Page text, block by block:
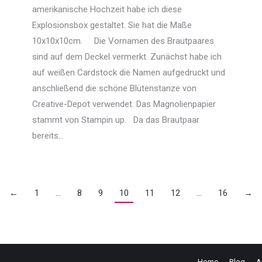
amerikanische Hochzeit habe ich diese
Explosionsbox gestaltet. Sie hat die Maße
10x10x10cm. Die Vornamen des Brautpaares
sind auf dem Deckel vermerkt. Zunächst habe ich
auf weißen Cardstock die Namen aufgedruckt und
anschließend die schöne Blütenstanze von
Creative-Depot verwendet. Das Magnolienpapier
stammt von Stampin up. Da das Brautpaar
bereits…
← 1 … 8 9 10 11 12 … 16 →